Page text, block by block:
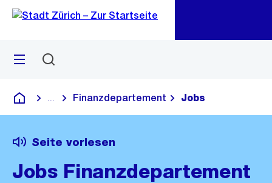
Navigation
Sprunglink
Menü
Deutsch
Blende alle Breadcrumbs ein
Finanzdepartement Jobs
Seite vorlesen
Jobs Finanzdepartement